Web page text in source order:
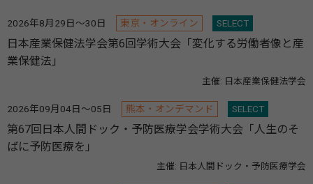
2026年8月29日～30日 東京・オンライン SELECT
日本産業保健法学会第6回学術大会「変化する労働者像と産
業保健法」
主催: 日本産業保健法学会
2026年09月04日～05日 熊本・オンデマンド SELECT
第67回日本人間ドック・予防医療学会学術大会「人生のそ
ばに予防医療を」
主催: 日本人間ドック・予防医療学会